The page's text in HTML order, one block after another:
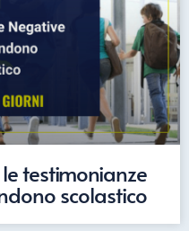
testimonianze
scolastico